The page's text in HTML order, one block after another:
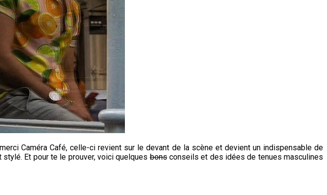
Caméra Café, celle-ci revient sur le devant de la scène et devient un indispensable de
stylé. Et pour te le prouver, voici quelquesbonsconseils et des idées de tenues masculines